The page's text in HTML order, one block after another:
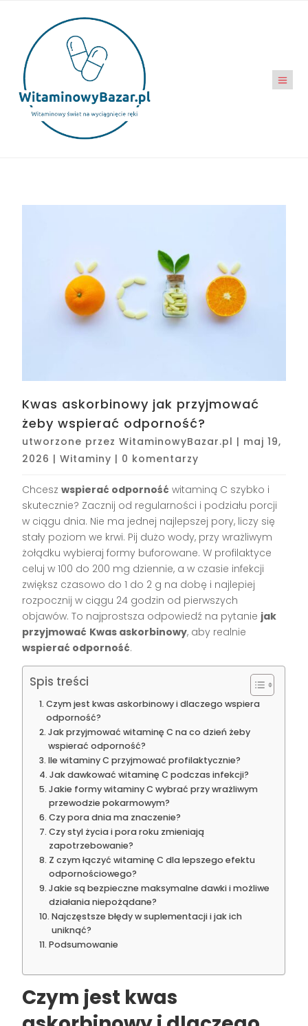
Kwas askorbinowy jak przyjmować
żeby wspierać odporność?
utworzone przezWitaminowyBazar.pl | maj 19,
2026 |Witaminy | 0 komentarzy
Chceszwspierać odporność witaminą C szybko i
skutecznie? Zacznij od regularności i podziału porcji
w ciągu dnia. Nie ma jednej najlepszej pory, liczy się
stały poziom we krwi. Pij dużo wody, przy wrażliwym
żołądku wybieraj formy buforowane. W profilaktyce
celuj w 100 do 200 mg dziennie, a w czasie infekcji
zwiększ czasowo do 1 do 2 g na dobę i najlepiej
rozpocznij w ciągu 24 godzin od pierwszych
objawów. To najprostsza odpowiedź na pytanie jak
przyjmować Kwas askorbinowy, aby realnie
wspierać odporność.
Spis treści
Czym jest kwas askorbinowy i dlaczego wspiera
odporność?
Jak przyjmować witaminę C na co dzień żeby
wspierać odporność?
Ile witaminy C przyjmować profilaktycznie?
Jak dawkować witaminę C podczas infekcji?
Jakie formy witaminy C wybrać przy wrażliwym
przewodzie pokarmowym?
Czy pora dnia ma znaczenie?
Czy styl życia i pora roku zmieniają
zapotrzebowanie?
Z czym łączyć witaminę C dla lepszego efektu
odpornościowego?
Jakie są bezpieczne maksymalne dawki i możliwe
działania niepożądane?
Najczęstsze błędy w suplementacji i jak ich
uniknąć?
Podsumowanie
Czym jest kwas